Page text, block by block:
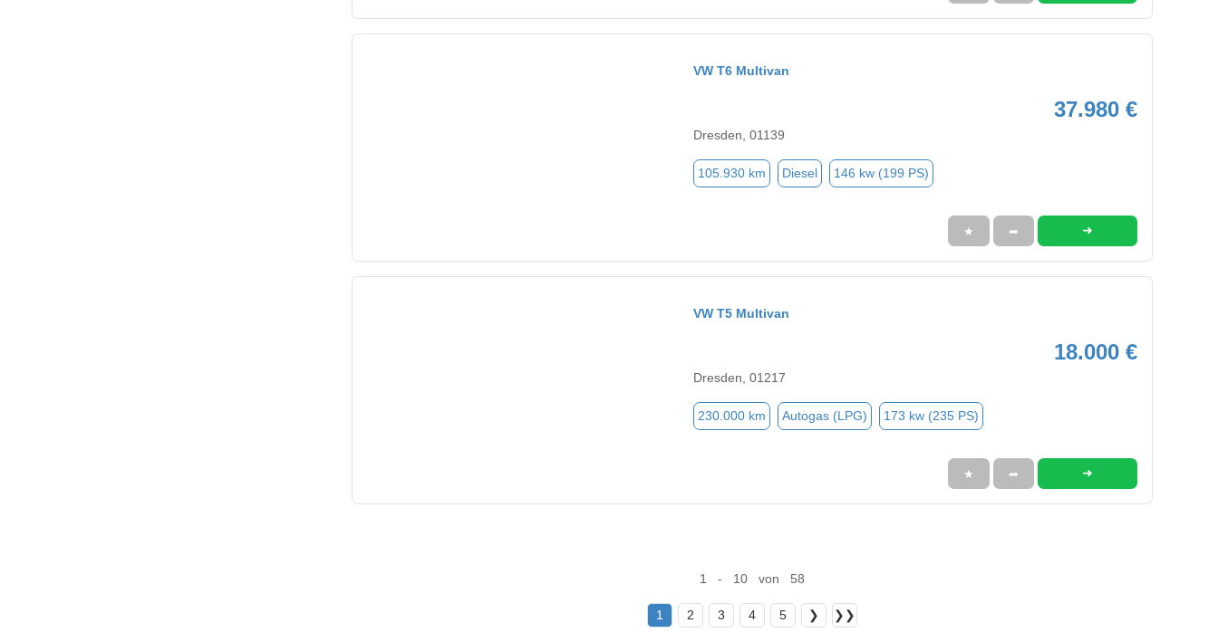
VW T6 Multivan
37.980 €
Dresden, 01139
105.930 km Diesel 146 kw (199 PS)
★ ➦ ➜
VW T5 Multivan
18.000 €
Dresden, 01217
230.000 km Autogas (LPG) 173 kw (235 PS)
★ ➦ ➜
1 - 10 von 58
1 2 3 4 5 ❯ ❯❯